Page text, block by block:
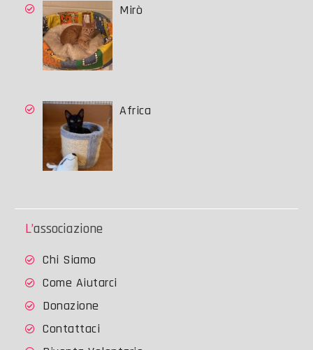
Mirò
Africa
L’associazione
Chi Siamo
Come Aiutarci
Donazione
Contattaci